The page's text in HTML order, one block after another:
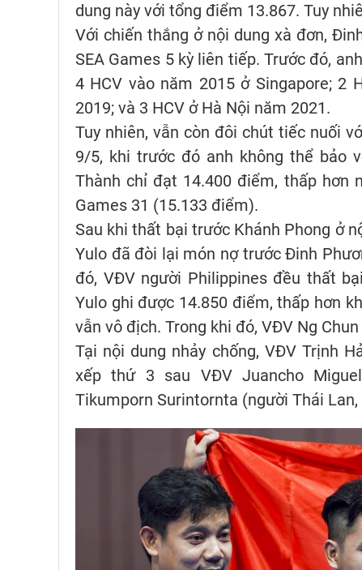
dung này với tổng điểm 13.867. Tuy
Với chiến thắng ở nội dung xà đơn,
SEA Games 5 kỳ liên tiếp. Trước đó,
4 HCV vào năm 2015 ở Singapore; 2
2019; và 3 HCV ở Hà Nội năm 2021.
Tuy nhiên, vẫn còn đôi chút tiếc nuối
9/5, khi trước đó anh không thể bảo
Thành chỉ đạt 14.400 điểm, thấp hơn
Games 31 (15.133 điểm).
Sau khi thất bại trước Khánh Phong ở
Yulo đã đòi lại món nợ trước Đinh
đó, VĐV người Philippines đều thất
Yulo ghi được 14.850 điểm, thấp hơn
vẫn vô địch. Trong khi đó, VĐV Ng
Tại nội dung nhảy chống, VĐV Trịnh
xếp thứ 3 sau VĐV Juancho
Tikumporn Surintornta (người Thái